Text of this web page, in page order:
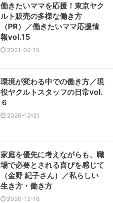
働きたいママを応援！東京ヤク
ルト販売の多様な働き方
（PR）／働きたいママ応援情
報vol.15
2021-02-15
環境が変わる中での働き方／現
役ヤクルトスタッフの日常vol.
６
2020-12-21
家庭を優先に考えながらも、職
場で必要とされる喜びを感じて
（金野 紀子さん）／私らしい
生き方・働き方
2020-12-16